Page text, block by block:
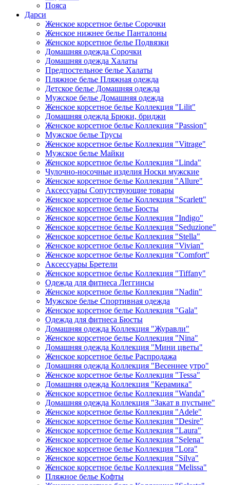
Пояса
Дарси
Женское корсетное белье Сорочки
Женское нижнее белье Панталоны
Женское корсетное белье Подвязки
Домашняя одежда Сорочки
Домашняя одежда Халаты
Предпостельное белье Халаты
Пляжное белье Пляжная одежда
Детское белье Домашняя одежда
Мужское белье Домашняя одежда
Женское корсетное белье Коллекция "Lilit"
Домашняя одежда Брюки, бриджи
Женское корсетное белье Коллекция "Passion"
Мужское белье Трусы
Женское корсетное белье Коллекция "Vitrage"
Мужское белье Майки
Женское корсетное белье Коллекция "Linda"
Чулочно-носочные изделия Носки мужские
Женское корсетное белье Коллекция "Allure"
Аксессуары Сопутствующие товары
Женское корсетное белье Коллекция "Scarlett"
Женское корсетное белье Бюсты
Женское корсетное белье Коллекция "Indigo"
Женское корсетное белье Коллекция "Seduzione"
Женское корсетное белье Коллекция "Stella"
Женское корсетное белье Коллекция "Vivian"
Женское корсетное белье Коллекция "Comfort"
Аксессуары Бретели
Женское корсетное белье Коллекция "Tiffany"
Одежда для фитнеса Леггинсы
Женское корсетное белье Коллекция "Nadin"
Мужское белье Спортивная одежда
Женское корсетное белье Коллекция "Gala"
Одежда для фитнеса Бюсты
Домашняя одежда Коллекция "Журавли"
Женское корсетное белье Коллекция "Nina"
Домашняя одежда Коллекция "Мини цветы"
Женское корсетное белье Распродажа
Домашняя одежда Коллекция "Весеннее утро"
Женское корсетное белье Коллекция "Tessa"
Домашняя одежда Коллекция "Керамика"
Женское корсетное белье Коллекция "Wanda"
Домашняя одежда Коллекция "Закат в пустыне"
Женское корсетное белье Коллекция "Adele"
Женское корсетное белье Коллекция "Desire"
Женское корсетное белье Коллекция "Laura"
Женское корсетное белье Коллекция "Selena"
Женское корсетное белье Коллекция "Lora"
Женское корсетное белье Коллекция "Silva"
Женское корсетное белье Коллекция "Melissa"
Пляжное белье Кофты